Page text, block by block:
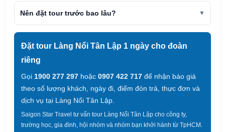
Nên đặt tour trước bao lâu?
Đặt tour Làng Nổi Tân Lập 1 ngày cho đoàn
riêng
Gọi 1900 277 297 hoặc 0907 422 717 để nhận báo giá
theo số lượng khách, ngày đi, điểm đón trả, thực đơn và
dịch vụ tại Làng Nổi Tân Lập.
Saigon Star Travel tư vấn tour Làng Nổi Tân Lập cho công ty,
trường học, gia đình, hội nhóm và nhóm bạn khởi hành từ TpHCM.